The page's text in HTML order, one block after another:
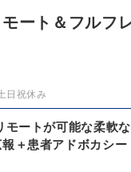
ート＆フルフ
日祝休み
モートが可能な柔軟な
＋患者アドボカシー